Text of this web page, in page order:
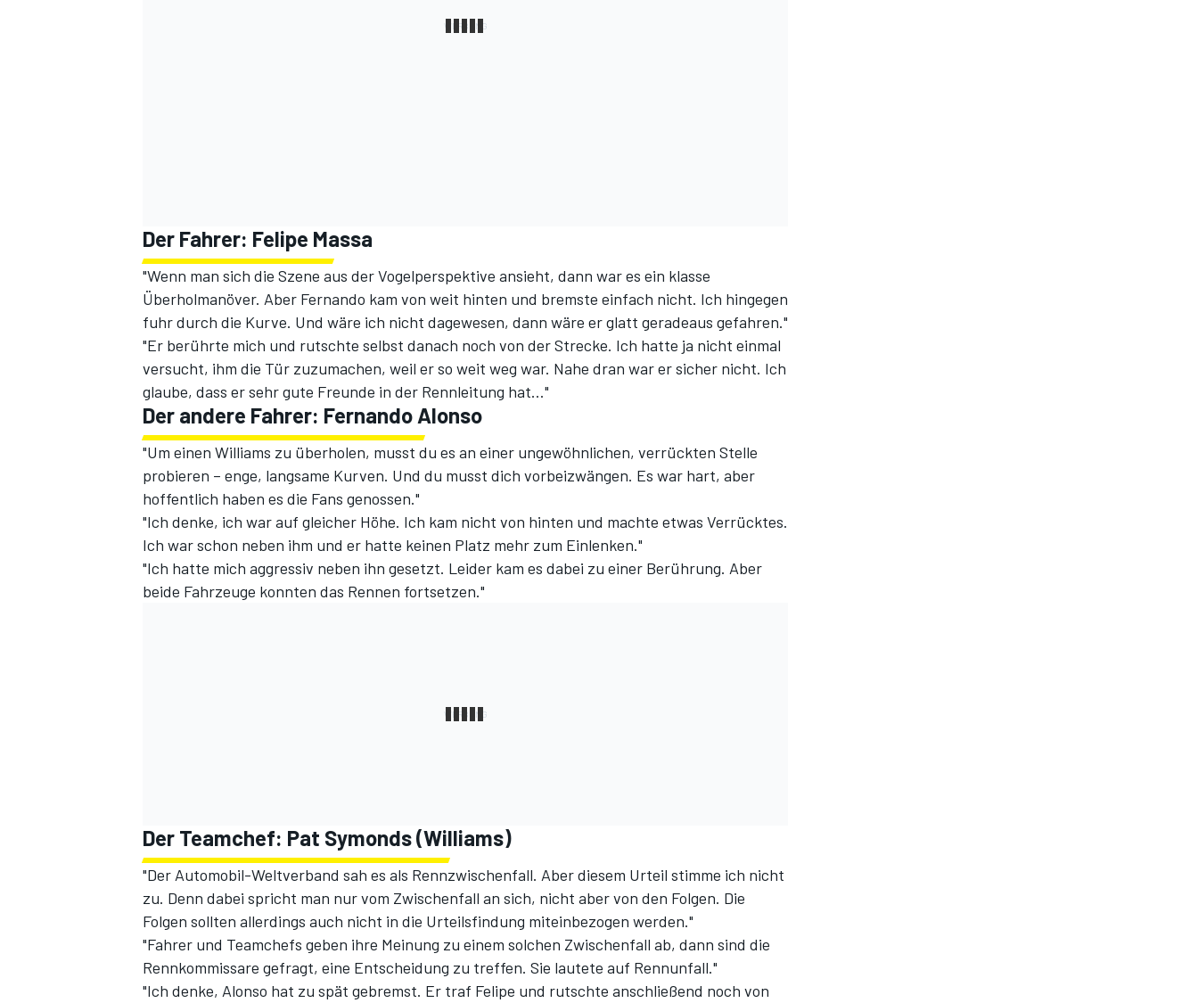
SPORTWAGEN
Der Fahrer: Felipe Massa
"Wenn man sich die Szene aus der Vogelperspektive ansieht, dann war es ein klasse
Überholmanöver. Aber Fernando kam von weit hinten und bremste einfach nicht. Ich hingegen
fuhr durch die Kurve. Und wäre ich nicht dagewesen, dann wäre er glatt geradeaus gefahren."
"Er berührte mich und rutschte selbst danach noch von der Strecke. Ich hatte ja nicht einmal
versucht, ihm die Tür zuzumachen, weil er so weit weg war. Nahe dran war er sicher nicht. Ich
glaube, dass er sehr gute Freunde in der Rennleitung hat…"
Der andere Fahrer: Fernando Alonso
"Um einen Williams zu überholen, musst du es an einer ungewöhnlichen, verrückten Stelle
probieren – enge, langsame Kurven. Und du musst dich vorbeizwängen. Es war hart, aber
hoffentlich haben es die Fans genossen."
"Ich denke, ich war auf gleicher Höhe. Ich kam nicht von hinten und machte etwas Verrücktes.
Ich war schon neben ihm und er hatte keinen Platz mehr zum Einlenken."
"Ich hatte mich aggressiv neben ihn gesetzt. Leider kam es dabei zu einer Berührung. Aber
beide Fahrzeuge konnten das Rennen fortsetzen."
Der Teamchef: Pat Symonds (Williams)
"Der Automobil-Weltverband sah es als Rennzwischenfall. Aber diesem Urteil stimme ich nicht
zu. Denn dabei spricht man nur vom Zwischenfall an sich, nicht aber von den Folgen. Die
Folgen sollten allerdings auch nicht in die Urteilsfindung miteinbezogen werden."
"Fahrer und Teamchefs geben ihre Meinung zu einem solchen Zwischenfall ab, dann sind die
Rennkommissare gefragt, eine Entscheidung zu treffen. Sie lautete auf Rennunfall."
"Ich denke, Alonso hat zu spät gebremst. Er traf Felipe und rutschte anschließend noch von